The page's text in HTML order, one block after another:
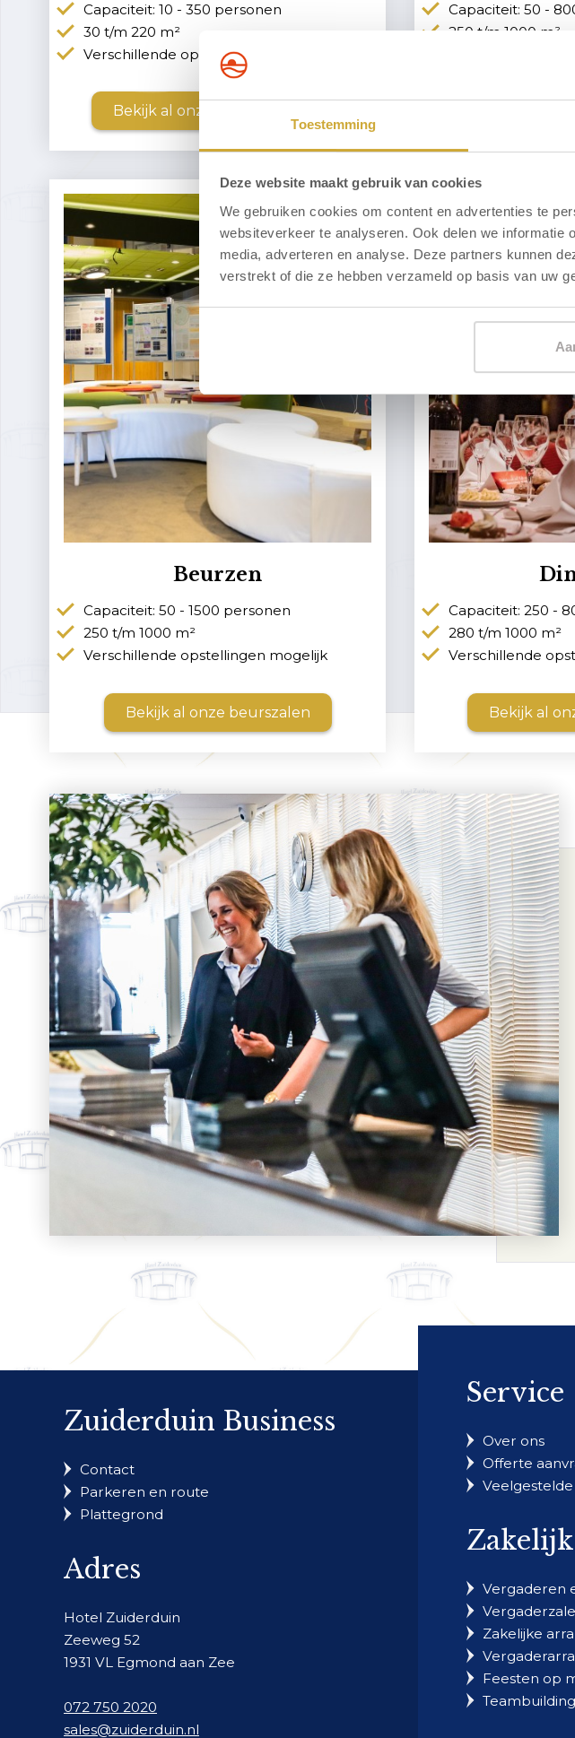
Toestemming
Deze website maakt gebruik van cookies
We gebruiken cookies om content en advertenties te
websiteverkeer te analyseren. Ook delen we
media, adverteren en analyse. Deze partners kunnen
verstrekt of die ze hebben verzameld op basis van uw
Capaciteit: 10 - 350 personen
30 t/m 220 m²
Verschillende opstellingen mogelijk
Bekijk al onze vergaderzalen
Capaciteit: 50 -
250 t/m 1000 m²
Beurzen
Capaciteit: 50 - 1500 personen
250 t/m 1000 m²
Verschillende opstellingen mogelijk
Bekijk al onze beurszalen
Capaciteit: 250 -
280 t/m 1000 m²
Verschillende
Bekijk al
Zuiderduin Business
Contact
Parkeren en route
Plattegrond
Adres
Hotel Zuiderduin
Zeeweg 52
1931 VL Egmond aan Zee
072 750 2020
sales@zuiderduin.nl
Service
Over ons
Offerte
Vergaderen
Zakelijke
Feesten op
Teambuilding